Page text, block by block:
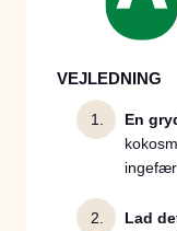
VEJLEDNING
En
ingefær
Lad